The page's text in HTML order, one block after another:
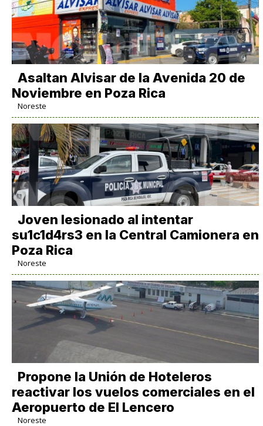
Asaltan Alvisar de la Avenida 20 de
Noviembre en Poza Rica
Noreste
Joven lesionado al intentar
su1c1d4rs3 en la Central Camionera en
Poza Rica
Noreste
Propone la Unión de Hoteleros
reactivar los vuelos comerciales en el
Aeropuerto de El Lencero
Noreste